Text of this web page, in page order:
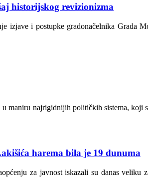
historijskog revizionizma
izjave i postupke gradonačelnika Grada
maniru najrigidnijih političkih sistema, koji
harema bila je 19 dunuma
za javnost iskazali su danas veliku